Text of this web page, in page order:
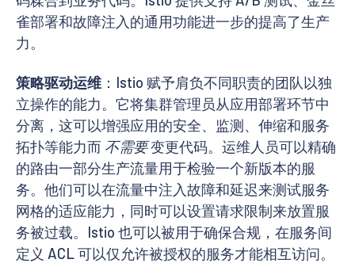
雀部署和故障注入的通用功能进一步的提高了生产
力。
策略驱动运维 ：Istio 赋予肩负不同职责的团队以独
立操作的能力。它将集群管理员从应用部署环节中
分离，这可以增强应用的安全、监测、伸缩和服务
拓扑等能力而 不需要变更代码。运维人员可以精确
的路由一部分生产流量用于检验一个新版本的服
务。他们可以在流量中注入故障和延迟来测试服务
网格的适应能力，同时可以设置请求限制来放置服
务被过载。Istio 也可以被用于确保合规，在服务间
定义 ACL 可以仅允许被授权的服务才能相互访问。